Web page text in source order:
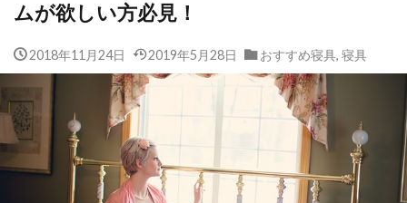
ムが欲しい方必見！
2018年11月24日 2019年5月28日 おすすめ寝具, 寝具